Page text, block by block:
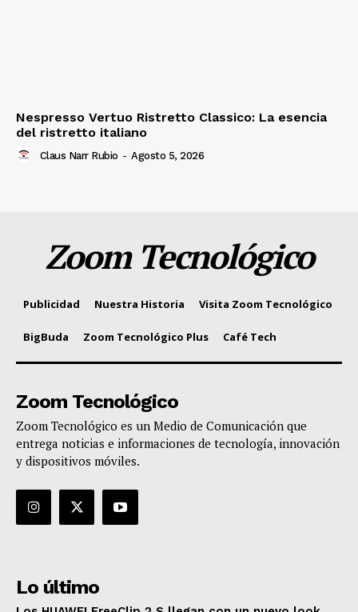
Nespresso Vertuo Ristretto Classico: La esencia
del ristretto italiano
Claus Narr Rubio - Agosto 5, 2026
Zoom Tecnológico
Publicidad Nuestra Historia Visita Zoom Tecnológico
BigBuda Zoom Tecnológico Plus Café Tech
Zoom Tecnológico
Zoom Tecnológico es un Medio de Comunicación que
entrega noticias e informaciones de tecnología, innovación
y dispositivos móviles.
Lo último